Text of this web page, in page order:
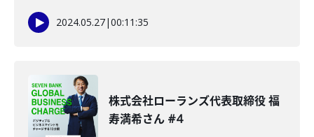
2024.05.27|00:11:35
株式会社ローランズ代表取締役 福
寿満希さん #4